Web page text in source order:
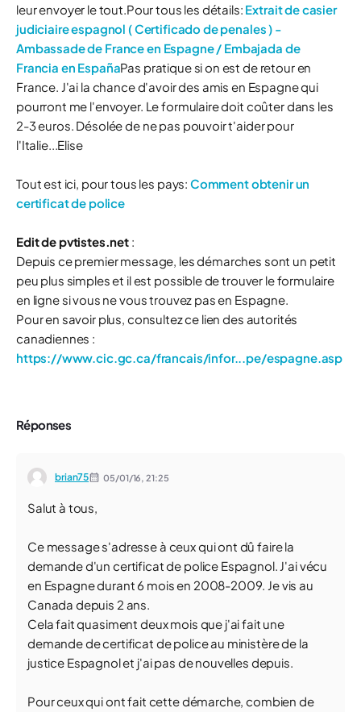
leur envoyer le tout.Pour tous les détails: Extrait de casier
judiciaire espagnol ( Certificado de penales ) -
Ambassade de France en Espagne / Embajada de
Francia en EspañaPas pratique si on est de retour en
France. J'ai la chance d'avoir des amis en Espagne qui
pourront me l'envoyer. Le formulaire doit coûter dans les
2-3 euros. Désolée de ne pas pouvoir t'aider pour
l'Italie...Elise
Tout est ici, pour tous les pays: Comment obtenir un
certificat de police
Edit de pvtistes.net :
Depuis ce premier message, les démarches sont un petit
peu plus simples et il est possible de trouver le formulaire
en ligne si vous ne vous trouvez pas en Espagne.
Pour en savoir plus, consultez ce lien des autorités
canadiennes :
https://www.cic.gc.ca/francais/infor...pe/espagne.asp
Réponses
brian75 05/01/16,21:25
Salut à tous,
Ce message s'adresse à ceux qui ont dû faire la
demande d'un certificat de police Espagnol. J'ai vécu
en Espagne durant 6 mois en 2008-2009. Je vis au
Canada depuis 2 ans.
Cela fait quasiment deux mois que j'ai fait une
demande de certificat de police au ministère de la
justice Espagnol et j'ai pas de nouvelles depuis.
Pour ceux qui ont fait cette démarche, combien de